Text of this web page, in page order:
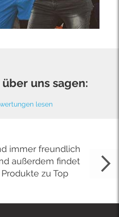
uns sagen:
lesen
immer freundlich
außerdem findet
zu Top